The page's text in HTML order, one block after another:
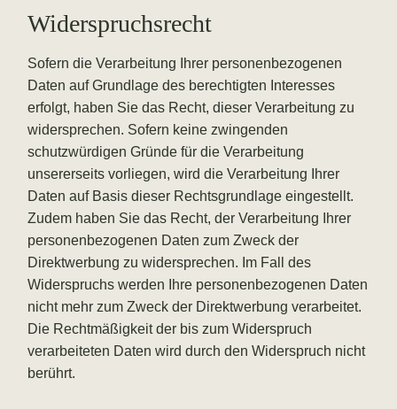
Widerspruchsrecht
Sofern die Verarbeitung Ihrer personenbezogenen
Daten auf Grundlage des berechtigten Interesses
erfolgt, haben Sie das Recht, dieser Verarbeitung zu
widersprechen. Sofern keine zwingenden
schutzwürdigen Gründe für die Verarbeitung
unsererseits vorliegen, wird die Verarbeitung Ihrer
Daten auf Basis dieser Rechtsgrundlage eingestellt.
Zudem haben Sie das Recht, der Verarbeitung Ihrer
personenbezogenen Daten zum Zweck der
Direktwerbung zu widersprechen. Im Fall des
Widerspruchs werden Ihre personenbezogenen Daten
nicht mehr zum Zweck der Direktwerbung verarbeitet.
Die Rechtmäßigkeit der bis zum Widerspruch
verarbeiteten Daten wird durch den Widerspruch nicht
berührt.